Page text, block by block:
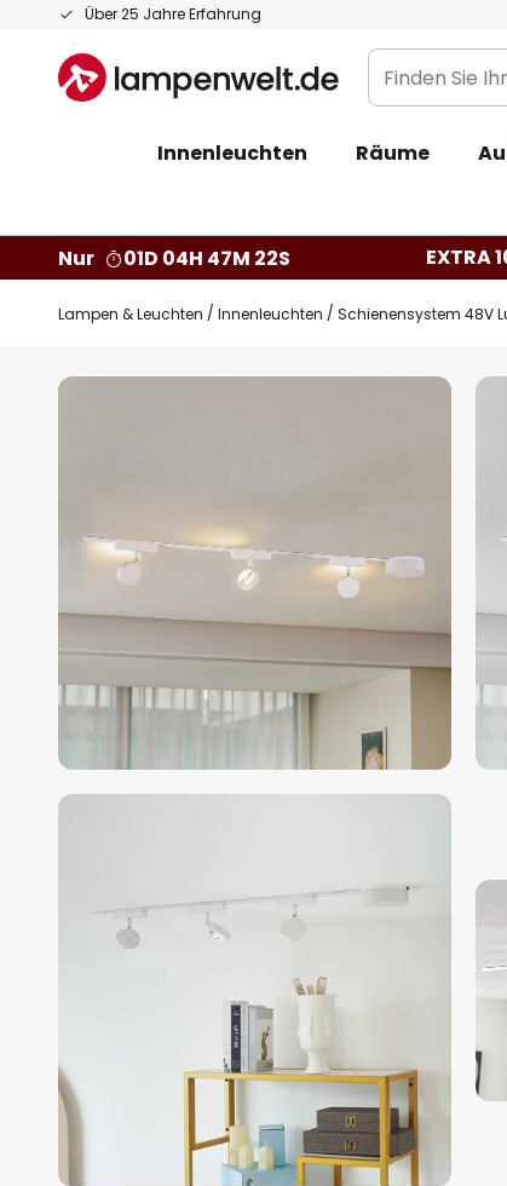
Über 25 Jahre Erfahrung
Zum
springen
Finden
Sie
Leuchte...
Innenleuchten Räume
Nur
01D 04H 47M 21S EXTRA
Lampen & Leuchten Innenleuchten Schienensystem 48V
Zum